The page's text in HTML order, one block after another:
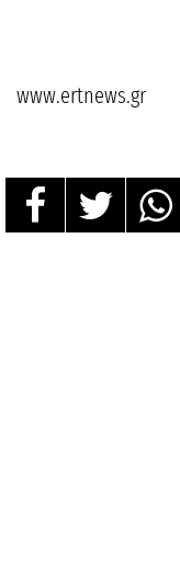
www.ertnews.gr